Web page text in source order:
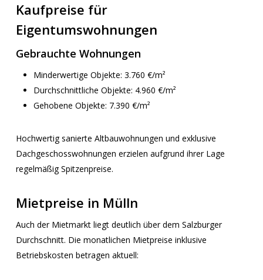
Kaufpreise für
Eigentumswohnungen
Gebrauchte Wohnungen
Minderwertige Objekte: 3.760 €/m²
Durchschnittliche Objekte: 4.960 €/m²
Gehobene Objekte: 7.390 €/m²
Hochwertig sanierte Altbauwohnungen und exklusive
Dachgeschosswohnungen erzielen aufgrund ihrer Lage
regelmäßig Spitzenpreise.
Mietpreise in Mülln
Auch der Mietmarkt liegt deutlich über dem Salzburger
Durchschnitt. Die monatlichen Mietpreise inklusive
Betriebskosten betragen aktuell: